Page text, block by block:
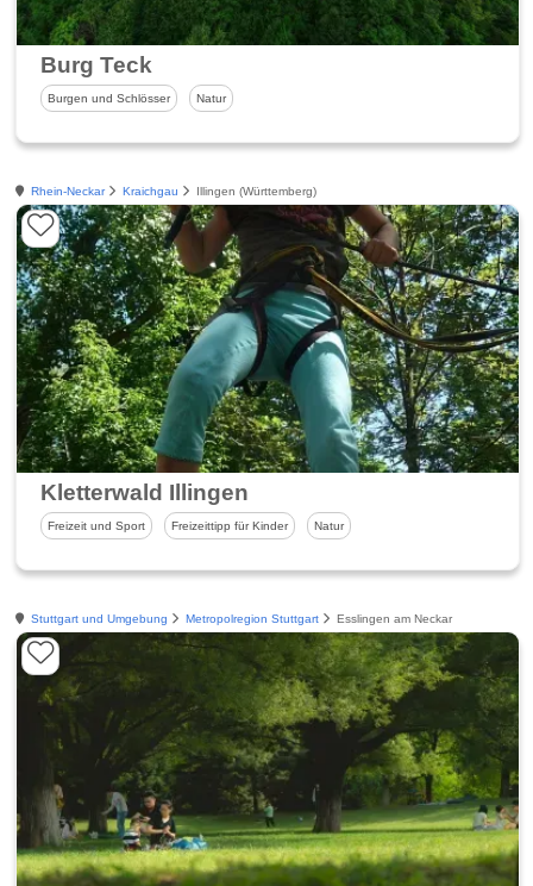
Burg Teck
Burgen und Schlösser Natur
Rhein-Neckar Kraichgau Illingen (Württemberg)
Kletterwald Illingen
Freizeit und Sport Freizeittipp für Kinder Natur
Stuttgart und Umgebung Metropolregion Stuttgart Esslingen am Neckar